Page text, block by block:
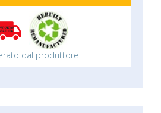
dal produttore